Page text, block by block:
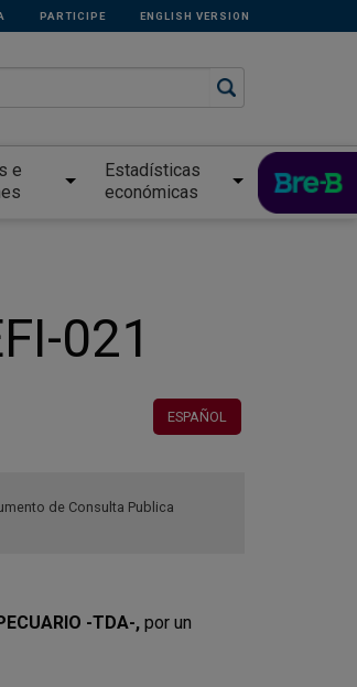
PARTICIPE ENGLISH VERSION
e
Estadísticas
económicas
021
ESPAÑOL
de Consulta Publica
-TDA-,por un